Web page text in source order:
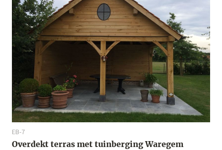
EB-7
Overdekt terras met tuinberging Waregem